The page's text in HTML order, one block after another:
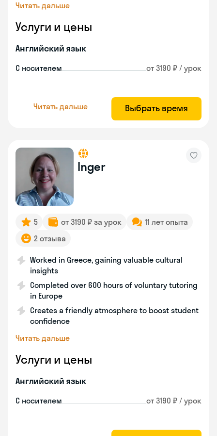
Читать дальше
Услуги и цены
Английский язык
С носителем от 3190 ₽ / урок
Читать дальше Выбрать время
Inger
5 от 3190 ₽ за урок
11 лет опыта
2 отзыва
Worked in Greece, gaining valuable cultural
insights
Completed over 600 hours of voluntary tutoring
in Europe
Creates a friendly atmosphere to boost student
confidence
Читать дальше
Услуги и цены
Английский язык
С носителем от 3190 ₽ / урок